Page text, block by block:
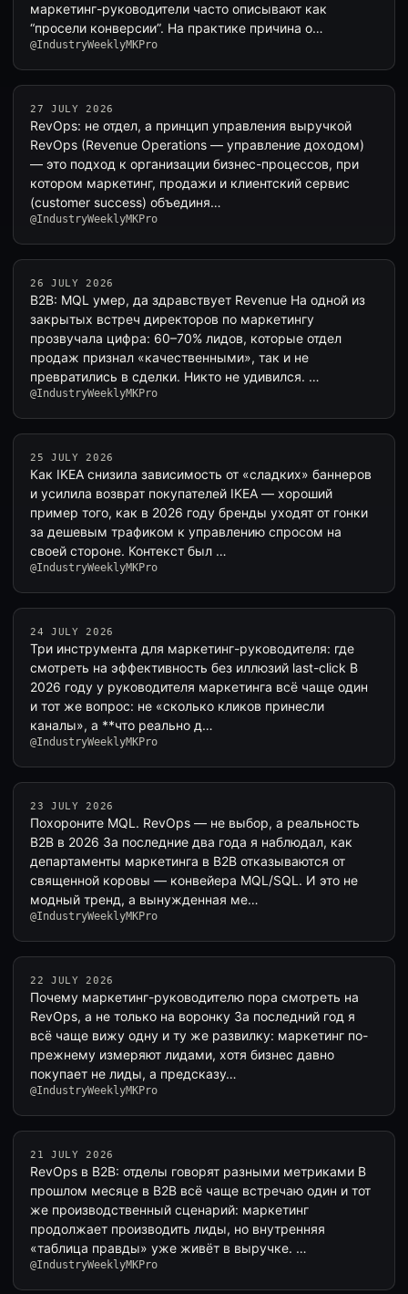
маркетинг-руководители часто описывают как
“просели конверсии”. На практике причина о…
@IndustryWeeklyMKPro
27 JULY 2026
RevOps: не отдел, а принцип управления выручкой
RevOps (Revenue Operations — управление доходом)
— это подход к организации бизнес-процессов, при
котором маркетинг, продажи и клиентский сервис
(customer success) объединя…
@IndustryWeeklyMKPro
26 JULY 2026
B2B: MQL умер, да здравствует Revenue На одной из
закрытых встреч директоров по маркетингу
прозвучала цифра: 60–70% лидов, которые отдел
продаж признал «качественными», так и не
превратились в сделки. Никто не удивился. …
@IndustryWeeklyMKPro
25 JULY 2026
Как IKEA снизила зависимость от «сладких» баннеров
и усилила возврат покупателей IKEA — хороший
пример того, как в 2026 году бренды уходят от гонки
за дешевым трафиком к управлению спросом на
своей стороне. Контекст был …
@IndustryWeeklyMKPro
24 JULY 2026
Три инструмента для маркетинг-руководителя: где
смотреть на эффективность без иллюзий last-click В
2026 году у руководителя маркетинга всё чаще один
и тот же вопрос: не «сколько кликов принесли
каналы», а **что реально д…
@IndustryWeeklyMKPro
23 JULY 2026
Похороните MQL. RevOps — не выбор, а реальность
B2B в 2026 За последние два года я наблюдал, как
департаменты маркетинга в B2B отказываются от
священной коровы — конвейера MQL/SQL. И это не
модный тренд, а вынужденная ме…
@IndustryWeeklyMKPro
22 JULY 2026
Почему маркетинг-руководителю пора смотреть на
RevOps, а не только на воронку За последний год я
всё чаще вижу одну и ту же развилку: маркетинг по-
прежнему измеряют лидами, хотя бизнес давно
покупает не лиды, а предсказу…
@IndustryWeeklyMKPro
21 JULY 2026
RevOps в B2B: отделы говорят разными метриками В
прошлом месяце в B2B всё чаще встречаю один и тот
же производственный сценарий: маркетинг
продолжает производить лиды, но внутренняя
«таблица правды» уже живёт в выручке. …
@IndustryWeeklyMKPro